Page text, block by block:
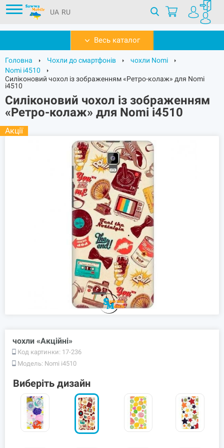
UA RU
Весь каталог
Головна Чохли до смартфонів
чохли Nomi
Nomi i4510
Силіконовий чохол із зображенням «Ретро-колаж» для Nomi
i4510
Силіконовий чохол із зображенням
«Ретро-колаж» для Nomi i4510
Акції
чохли «Акційні»
Код картинки: 17-236
Модель: Nomi i4510
Виберіть дизайн